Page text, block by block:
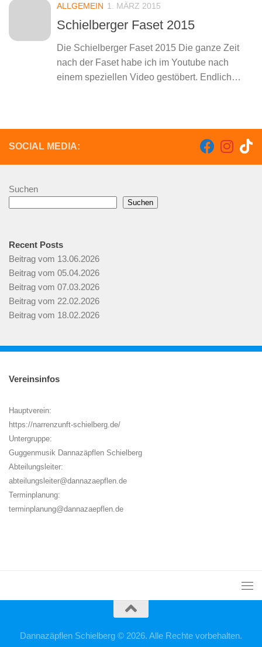
Schielberger Vereine haben wir wieder...
ALLGEMEIN 1. MÄRZ 2015
Schielberger Faset 2015
Die Schielberger Faset 2015 Die ganze Zeit
nach der Faset habe ich im Youtube nach
einem speziellen Video gestöbert. Endlich
SOCIAL MEDIA:
Suchen
Suchen
Recent Posts
Beitrag vom 13.06.2026
Beitrag vom 05.04.2026
Beitrag vom 07.03.2026
Beitrag vom 22.02.2026
Beitrag vom 18.02.2026
Vereinsinfos
Hauptverein:
https://narrenzunft-schielberg.de/
Untergruppe:
Guggenmusik Dannazäpflen Schielberg
Abteilungsleiter:
abteilungsleiter@dannazaepflen.de
Terminplanung:
terminplanung@dannazaepflen.de
Dannazäpflen Schielberg © 2026. Alle Rechte vorbehalten.